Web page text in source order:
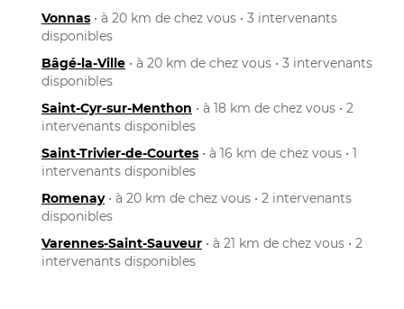
Vonnas • à 20 km de chez vous • 3 intervenants
disponibles
Bâgé-la-Ville • à 20 km de chez vous • 3 intervenants
disponibles
Saint-Cyr-sur-Menthon • à 18 km de chez vous • 2
intervenants disponibles
Saint-Trivier-de-Courtes • à 16 km de chez vous • 1
intervenants disponibles
Romenay• à 20 km de chez vous • 2 intervenants
disponibles
Varennes-Saint-Sauveur • à 21 km de chez vous • 2
intervenants disponibles